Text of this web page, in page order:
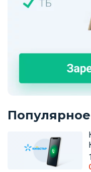
Популярное